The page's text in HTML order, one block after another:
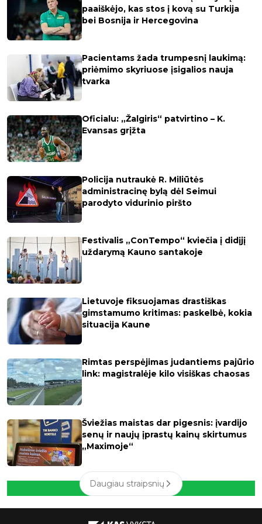
paaiškėjo, kas stos į kovą su Turkija
bei Bosnija ir Hercegovina
Pacientams žada trumpesnį laukimą:
priėmimo skyriuose įsigalios nauja
tvarka
Oficialu: „Žalgiris“ patvirtino – K.
Evansas grįžta
Policija nutraukė R. Miliūtės
administracinę bylą dėl Seimui
parodyto vidurinio piršto
Festivalis „ConTempo“ kviečia į didįjį
uždarymą Kauno santakoje
Lietuvoje fiksuojamas drastiškas
gimstamumo kritimas: paskelbė, kokia
situacija Kaune
Rimtas perspėjimas judantiems pajūrio
link: magistralėje kilo visiškas chaosas
Šviežias maistas dar pigesnis: įvardijo
senų ir naujų įprastų kainų skirtumus
„Maximoje“
Daugiau straipsnių